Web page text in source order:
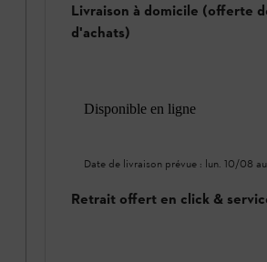
Livraison à domicile (offerte
d'achats)
Disponible en ligne
Date de livraison prévue : lun. 10/08 au
Retrait offert en click &